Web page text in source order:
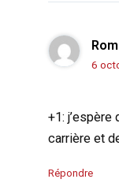
Rom
6
+1: j’espère
carrière et
Répondre